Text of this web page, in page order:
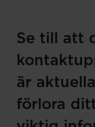
Se till att
är
förlora